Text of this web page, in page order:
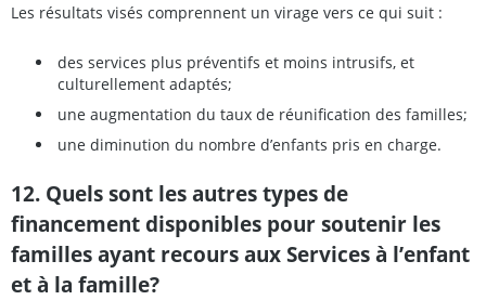
Les résultats visés comprennent un virage vers ce qui suit :
des services plus préventifs et moins intrusifs, et
culturellement adaptés;
une augmentation du taux de réunification des familles;
une diminution du nombre d’enfants pris en charge.
12. Quels sont les autres types de
financement disponibles pour soutenir les
familles ayant recours aux Services à l’enfant
et à la famille?